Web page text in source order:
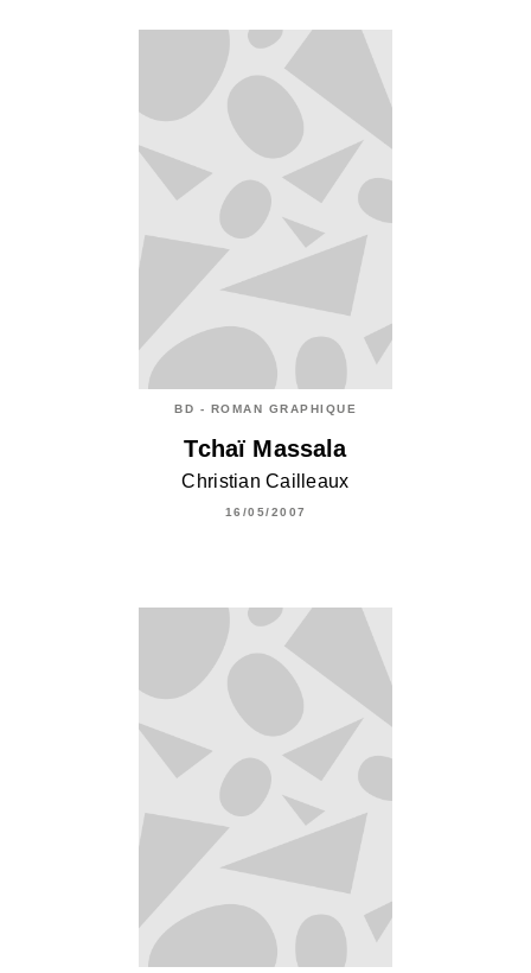
BD - ROMAN GRAPHIQUE
Tchaï Massala
Christian Cailleaux
16/05/2007